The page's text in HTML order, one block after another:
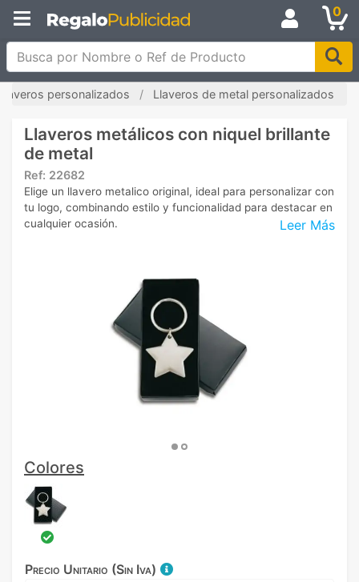
0
Busca por Nombre o Ref de Producto
personalizados Llaveros de metal personalizados
Llaveros metálicos con niquel brillante
de metal
Ref: 22682
Leer Más
Elige un llavero metalico original, ideal para personalizar con
tu logo, combinando estilo y funcionalidad para destacar en
cualquier ocasión.
Colores
Precio Unitario (Sin Iva)